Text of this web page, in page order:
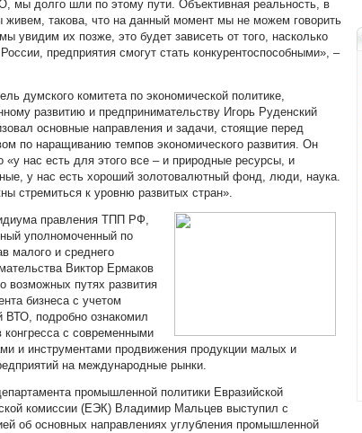
мы долго шли по этому пути. Объективная реальность, в
живем, такова, что на данный момент мы не можем говорить
увидим их позже, это будет зависеть от того, насколько
предприятия смогут стать конкурентоспособными», –
думского комитета по экономической политике,
развитию и предпринимательству Игорь Руденский
основные направления и задачи, стоящие перед
по наращиванию темпов экономического развития. Он
«у нас есть для этого все – и природные ресурсы, и
у нас есть хороший золотовалютный фонд, люди, наука.
стремиться к уровню развитых стран».
правления ТПП РФ,
уполномоченный по
малого и среднего
Виктор Ермаков
возможных путях развития
бизнеса с учетом
ВТО, подробно ознакомил
конгресса с современными
и инструментами продвижения продукции малых и
на международные рынки.
промышленной политики Евразийской
комиссии (ЕЭК) Владимир Мальцев выступил с
об основных направлениях углубления промышленной